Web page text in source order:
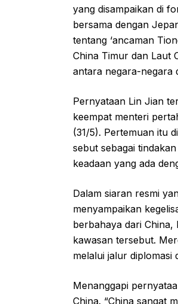
yang disampaikan di
bersama dengan
tentang ‘ancaman
China Timur dan Laut
antara negara-negara
Pernyataan Lin Jian
keempat menteri
(31/5). Pertemuan itu
sebut sebagai
keadaan yang ada
Dalam siaran resmi
menyampaikan
berbahaya dari China,
kawasan tersebut.
melalui jalur diplomasi
Menanggapi
China. “China sangat